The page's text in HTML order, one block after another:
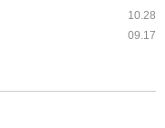
10.28
09.17